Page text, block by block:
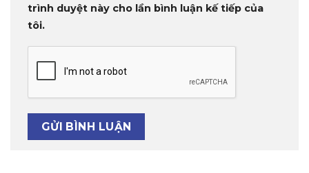
trình duyệt này cho lần bình luận kế tiếp của
tôi.